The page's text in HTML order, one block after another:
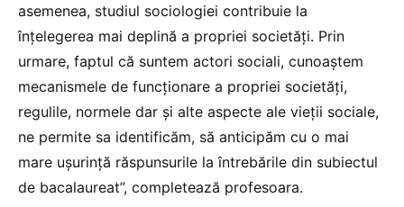
asemenea, studiul sociologiei contribuie la
înțelegerea mai deplină a propriei societăți. Prin
urmare, faptul că suntem actori sociali, cunoaștem
mecanismele de funcționare a propriei societăți,
regulile, normele dar și alte aspecte ale vieții sociale,
ne permite sa identificăm, să anticipăm cu o mai
mare ușurință răspunsurile la întrebările din subiectul
de bacalaureat”, completează profesoara.